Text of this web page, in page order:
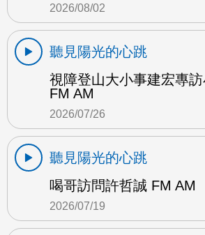
2026/08/02
聽見陽光的心跳
視障登山大小事建宏專
FM AM
2026/07/26
聽見陽光的心跳
喝哥訪問許哲誠 FM AM
2026/07/19